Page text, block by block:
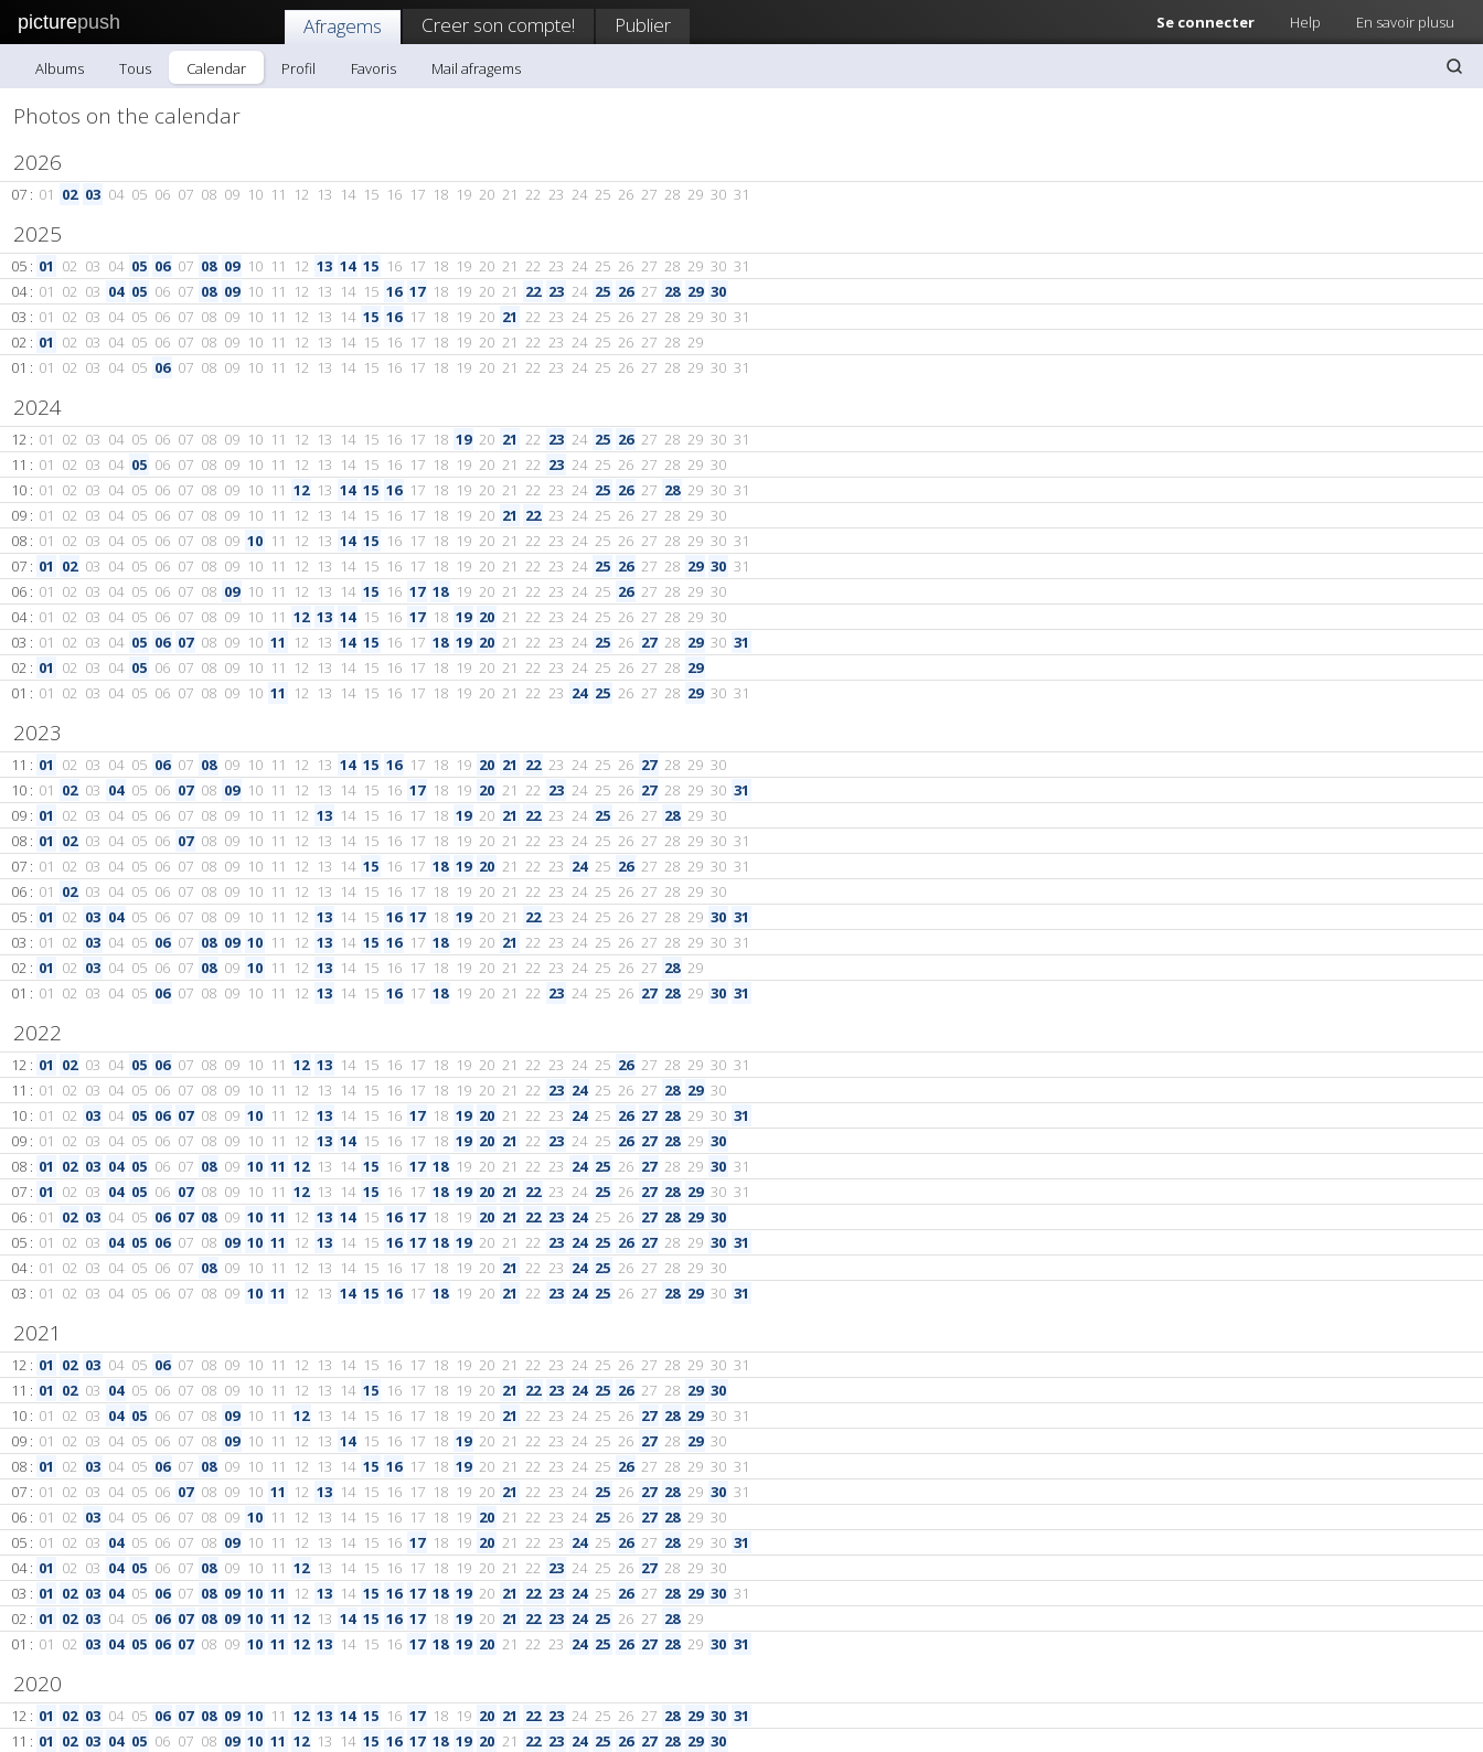
picturepush Se connecter Help En savoir plusu
Afragems Creer son compte! Publier
Albums Tous Calendar Profil Favoris Mail afragems
Photos on the calendar
2026
07 : 01 02 03 04 05 06 07 08 09 10 11 12 13 14 15 16 17 18 19 20 21 22 23 24 25 26 27 28 29 30 31
2025
05 : 01 02 03 04 05 06 07 08 09 10 11 12 13 14 15 16 17 18 19 20 21 22 23 24 25 26 27 28 29 30 31
04 : 01 02 03 04 05 06 07 08 09 10 11 12 13 14 15 16 17 18 19 20 21 22 23 24 25 26 27 28 29 30
03 : 01 02 03 04 05 06 07 08 09 10 11 12 13 14 15 16 17 18 19 20 21 22 23 24 25 26 27 28 29 30 31
02 : 01 02 03 04 05 06 07 08 09 10 11 12 13 14 15 16 17 18 19 20 21 22 23 24 25 26 27 28 29
01 : 01 02 03 04 05 06 07 08 09 10 11 12 13 14 15 16 17 18 19 20 21 22 23 24 25 26 27 28 29 30 31
2024
12 : 01 02 03 04 05 06 07 08 09 10 11 12 13 14 15 16 17 18 19 20 21 22 23 24 25 26 27 28 29 30 31
11 : 01 02 03 04 05 06 07 08 09 10 11 12 13 14 15 16 17 18 19 20 21 22 23 24 25 26 27 28 29 30
10 : 01 02 03 04 05 06 07 08 09 10 11 12 13 14 15 16 17 18 19 20 21 22 23 24 25 26 27 28 29 30 31
09 : 01 02 03 04 05 06 07 08 09 10 11 12 13 14 15 16 17 18 19 20 21 22 23 24 25 26 27 28 29 30
08 : 01 02 03 04 05 06 07 08 09 10 11 12 13 14 15 16 17 18 19 20 21 22 23 24 25 26 27 28 29 30 31
07 : 01 02 03 04 05 06 07 08 09 10 11 12 13 14 15 16 17 18 19 20 21 22 23 24 25 26 27 28 29 30 31
06 : 01 02 03 04 05 06 07 08 09 10 11 12 13 14 15 16 17 18 19 20 21 22 23 24 25 26 27 28 29 30
04 : 01 02 03 04 05 06 07 08 09 10 11 12 13 14 15 16 17 18 19 20 21 22 23 24 25 26 27 28 29 30
03 : 01 02 03 04 05 06 07 08 09 10 11 12 13 14 15 16 17 18 19 20 21 22 23 24 25 26 27 28 29 30 31
02 : 01 02 03 04 05 06 07 08 09 10 11 12 13 14 15 16 17 18 19 20 21 22 23 24 25 26 27 28 29
01 : 01 02 03 04 05 06 07 08 09 10 11 12 13 14 15 16 17 18 19 20 21 22 23 24 25 26 27 28 29 30 31
2023
11 : 01 02 03 04 05 06 07 08 09 10 11 12 13 14 15 16 17 18 19 20 21 22 23 24 25 26 27 28 29 30
10 : 01 02 03 04 05 06 07 08 09 10 11 12 13 14 15 16 17 18 19 20 21 22 23 24 25 26 27 28 29 30 31
09 : 01 02 03 04 05 06 07 08 09 10 11 12 13 14 15 16 17 18 19 20 21 22 23 24 25 26 27 28 29 30
08 : 01 02 03 04 05 06 07 08 09 10 11 12 13 14 15 16 17 18 19 20 21 22 23 24 25 26 27 28 29 30 31
07 : 01 02 03 04 05 06 07 08 09 10 11 12 13 14 15 16 17 18 19 20 21 22 23 24 25 26 27 28 29 30 31
06 : 01 02 03 04 05 06 07 08 09 10 11 12 13 14 15 16 17 18 19 20 21 22 23 24 25 26 27 28 29 30
05 : 01 02 03 04 05 06 07 08 09 10 11 12 13 14 15 16 17 18 19 20 21 22 23 24 25 26 27 28 29 30 31
03 : 01 02 03 04 05 06 07 08 09 10 11 12 13 14 15 16 17 18 19 20 21 22 23 24 25 26 27 28 29 30 31
02 : 01 02 03 04 05 06 07 08 09 10 11 12 13 14 15 16 17 18 19 20 21 22 23 24 25 26 27 28 29
01 : 01 02 03 04 05 06 07 08 09 10 11 12 13 14 15 16 17 18 19 20 21 22 23 24 25 26 27 28 29 30 31
2022
12 : 01 02 03 04 05 06 07 08 09 10 11 12 13 14 15 16 17 18 19 20 21 22 23 24 25 26 27 28 29 30 31
11 : 01 02 03 04 05 06 07 08 09 10 11 12 13 14 15 16 17 18 19 20 21 22 23 24 25 26 27 28 29 30
10 : 01 02 03 04 05 06 07 08 09 10 11 12 13 14 15 16 17 18 19 20 21 22 23 24 25 26 27 28 29 30 31
09 : 01 02 03 04 05 06 07 08 09 10 11 12 13 14 15 16 17 18 19 20 21 22 23 24 25 26 27 28 29 30
08 : 01 02 03 04 05 06 07 08 09 10 11 12 13 14 15 16 17 18 19 20 21 22 23 24 25 26 27 28 29 30 31
07 : 01 02 03 04 05 06 07 08 09 10 11 12 13 14 15 16 17 18 19 20 21 22 23 24 25 26 27 28 29 30 31
06 : 01 02 03 04 05 06 07 08 09 10 11 12 13 14 15 16 17 18 19 20 21 22 23 24 25 26 27 28 29 30
05 : 01 02 03 04 05 06 07 08 09 10 11 12 13 14 15 16 17 18 19 20 21 22 23 24 25 26 27 28 29 30 31
04 : 01 02 03 04 05 06 07 08 09 10 11 12 13 14 15 16 17 18 19 20 21 22 23 24 25 26 27 28 29 30
03 : 01 02 03 04 05 06 07 08 09 10 11 12 13 14 15 16 17 18 19 20 21 22 23 24 25 26 27 28 29 30 31
2021
12 : 01 02 03 04 05 06 07 08 09 10 11 12 13 14 15 16 17 18 19 20 21 22 23 24 25 26 27 28 29 30 31
11 : 01 02 03 04 05 06 07 08 09 10 11 12 13 14 15 16 17 18 19 20 21 22 23 24 25 26 27 28 29 30
10 : 01 02 03 04 05 06 07 08 09 10 11 12 13 14 15 16 17 18 19 20 21 22 23 24 25 26 27 28 29 30 31
09 : 01 02 03 04 05 06 07 08 09 10 11 12 13 14 15 16 17 18 19 20 21 22 23 24 25 26 27 28 29 30
08 : 01 02 03 04 05 06 07 08 09 10 11 12 13 14 15 16 17 18 19 20 21 22 23 24 25 26 27 28 29 30 31
07 : 01 02 03 04 05 06 07 08 09 10 11 12 13 14 15 16 17 18 19 20 21 22 23 24 25 26 27 28 29 30 31
06 : 01 02 03 04 05 06 07 08 09 10 11 12 13 14 15 16 17 18 19 20 21 22 23 24 25 26 27 28 29 30
05 : 01 02 03 04 05 06 07 08 09 10 11 12 13 14 15 16 17 18 19 20 21 22 23 24 25 26 27 28 29 30 31
04 : 01 02 03 04 05 06 07 08 09 10 11 12 13 14 15 16 17 18 19 20 21 22 23 24 25 26 27 28 29 30
03 : 01 02 03 04 05 06 07 08 09 10 11 12 13 14 15 16 17 18 19 20 21 22 23 24 25 26 27 28 29 30 31
02 : 01 02 03 04 05 06 07 08 09 10 11 12 13 14 15 16 17 18 19 20 21 22 23 24 25 26 27 28 29
01 : 01 02 03 04 05 06 07 08 09 10 11 12 13 14 15 16 17 18 19 20 21 22 23 24 25 26 27 28 29 30 31
2020
12 : 01 02 03 04 05 06 07 08 09 10 11 12 13 14 15 16 17 18 19 20 21 22 23 24 25 26 27 28 29 30 31
11 : 01 02 03 04 05 06 07 08 09 10 11 12 13 14 15 16 17 18 19 20 21 22 23 24 25 26 27 28 29 30